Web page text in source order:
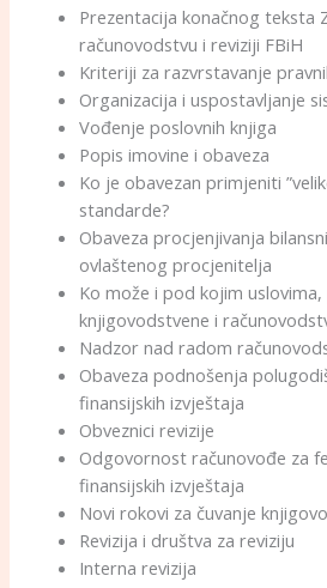
Prezentacija konačnog teksta
računovodstvu i reviziji FBiH
Kriteriji za razvrstavanje
Organizacija i uspostavljanje
Vođenje poslovnih knjiga
Popis imovine i obaveza
Ko je obavezan primjeniti
standarde?
Obaveza procjenjivanja
ovlaštenog procjenitelja
Ko može i pod kojim
knjigovodstvene i
Nadzor nad radom
Obaveza podnošenja
finansijskih izvještaja
Obveznici revizije
Odgovornost računovođe za
finansijskih izvještaja
Novi rokovi za čuvanje
Revizija i društva za reviziju
Interna revizija